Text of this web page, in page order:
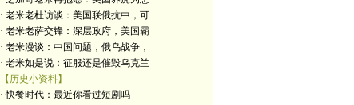
· 老米老杜访谈：美国联俄抗中，可
· 老米老萨交锋：深层政府，美国霸
· 老米漫谈：中国问题，俄乌战争，
· 老米如是说：征服还是催毁乌克兰
【历史小资料】
· 快餐时代：最近你看过短剧吗